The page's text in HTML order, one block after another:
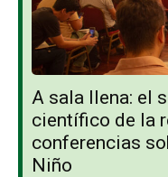
A sala llena: el
científico de la
conferencias
Niño